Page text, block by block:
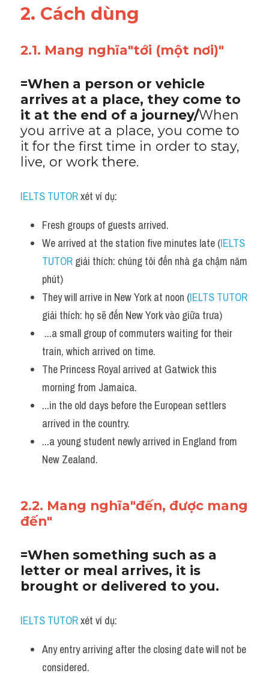
2. Cách dùng
2.1. Mang nghĩa"tới (một nơi)"
=When a person or vehicle
arrives at a place, they come to
it at the end of a journey/When
you arrive at a place, you come to
it for the first time in order to stay,
live, or work there.
IELTS TUTOR xét ví dụ:
Fresh groups of guests arrived.
We arrived at the station five minutes late (IELTS
TUTOR giải thích: chúng tôi đến nhà ga chậm năm
phút)
They will arrive in New York at noon (IELTS TUTOR
giải thích: họ sẽ đến New York vào giữa trưa)
...a small group of commuters waiting for their
train, which arrived on time.
The Princess Royal arrived at Gatwick this
morning from Jamaica.
...in the old days before the European settlers
arrived in the country.
...a young student newly arrived in England from
New Zealand.
2.2. Mang nghĩa"đến, được mang
đến"
=When something such as a
letter or meal arrives, it is
brought or delivered to you.
IELTS TUTOR xét ví dụ:
Any entry arriving after the closing date will not be
considered.